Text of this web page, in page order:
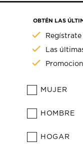
OBTÉN LAS
Las
MUJER
HOMBRE
HOGAR